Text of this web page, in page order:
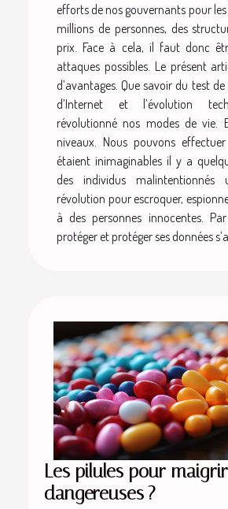
efforts de nos gouvernants pour
millions de personnes, des
prix. Face à cela, il faut donc
attaques possibles. Le présent
d’avantages. Que savoir du test de
d’Internet et l’évolution
révolutionné nos modes de vie.
niveaux. Nous pouvons
étaient inimaginables il y a
des individus
révolution pour escroquer,
à des personnes innocentes.
protéger et protéger ses données
Les pilules pour
dangereuses ?